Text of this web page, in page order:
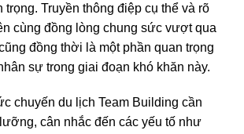
trọng. Truyền thông điệp cụ thể và rõ
cùng đồng lòng chung sức vượt qua
đồng thời là một phần quan trọng
sự trong giai đoạn khó khăn này.
chuyến du lịch Team Building cần
cân nhắc đến các yếu tố như